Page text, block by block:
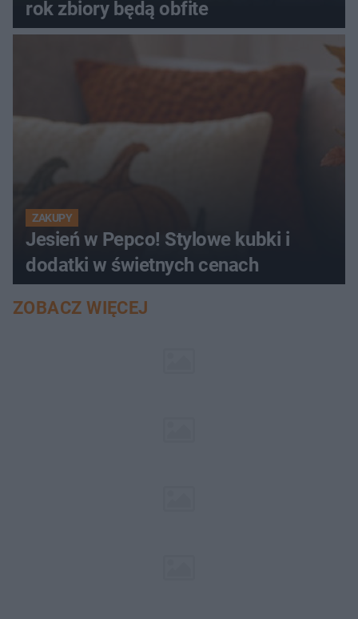
rok zbiory będą obfite
ZAKUPY
Jesień w Pepco! Stylowe kubki i
dodatki w świetnych cenach
ZOBACZ WIĘCEJ